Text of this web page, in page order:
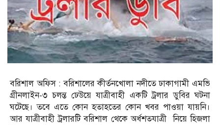
বরিশাল অফিস : বরিশালের কীর্তনখোলা নদীতে ঢাকাগামী এমভি
গ্রীনলাইন-৩ চলন্ত ঢেউয়ে যাত্রীবাহী একটি ট্রলার ডুবির ঘটনা
ঘটেছে। তবে এতে কোন হতাহতের কোন খবর পাওয়া যায়নি।
আর যাত্রীবাহী ট্রলারটি বরিশাল থেকে অর্ধশতযাত্রী নিয়ে হিজলা